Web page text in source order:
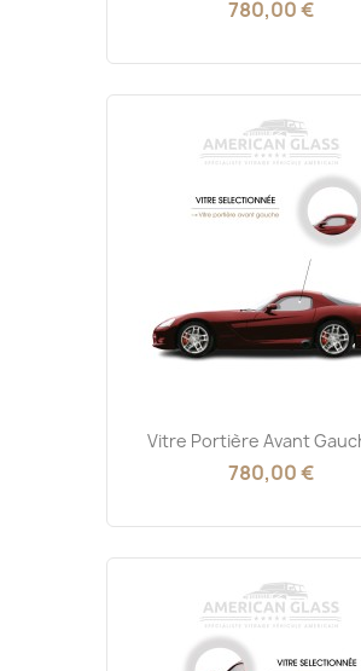
780,00 €
Vitre Portière Avant
780,00 €